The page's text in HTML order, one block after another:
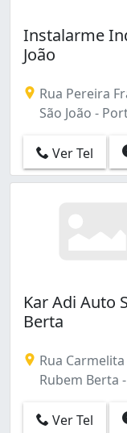
Vila Ipiranga (1)
Vila Jardim (1)
Vila Nova (2)
Vila São José (3)
Instalarme
João
Rua Pereira
São João -
Ver Tel
Kar Adi Auto
Berta
Rua
Rubem Berta
Ver Tel